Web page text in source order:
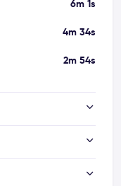
6m 1s
4m 34s
2m 54s